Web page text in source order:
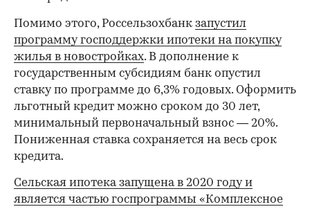
Помимо этого, Россельзохбанк запустил
программу господдержки ипотеки на покупку
жилья в новостройках. В дополнение к
государственным субсидиям банк опустил
ставку по программе до 6,3% годовых. Оформить
льготный кредит можно сроком до 30 лет,
минимальный первоначальный взнос — 20%.
Пониженная ставка сохраняется на весь срок
кредита.
Сельская ипотека запущена в 2020 году и
является частью госпрограммы «Комплексное